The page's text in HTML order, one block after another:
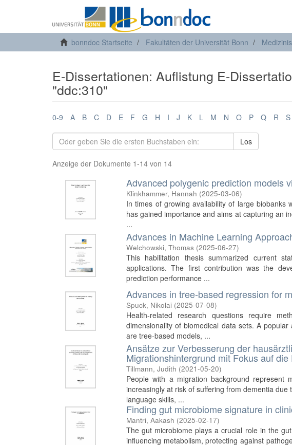
bonndoc Startseite Fakultäten der Universität Bonn
E-Dissertationen: Auflistung E-
"ddc:310"
0-9 A B C D E F G H I J K L M N O P Q R S
Los
Anzeige der Dokumente 1-14 von 14
Advanced polygenic prediction models
Klinkhammer, Hannah (2025-03-06)
In times of growing availability of large biobanks
has gained importance and aims at capturing an
...
Advances in Machine Learning
Welchowski, Thomas (2025-06-27)
This habilitation thesis summarized current
applications. The first contribution was the
prediction performance ...
Advances in tree-based regression for
Spuck, Nikolai (2025-07-08)
Health-related research questions require
dimensionality of biomedical data sets. A
are tree-based models, ...
Ansätze zur Verbesserung der
Migrationshintergrund mit Fokus auf
Tillmann, Judith (2021-05-20)
People with a migration background
increasingly at risk of suffering from dementia
language skills, ...
Finding gut microbiome signature in
Mantri, Aakash (2025-02-17)
The gut microbiome plays a crucial role in the
influencing metabolism, protecting against